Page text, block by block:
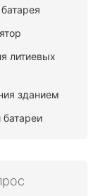
литиевых
зданием
батареи